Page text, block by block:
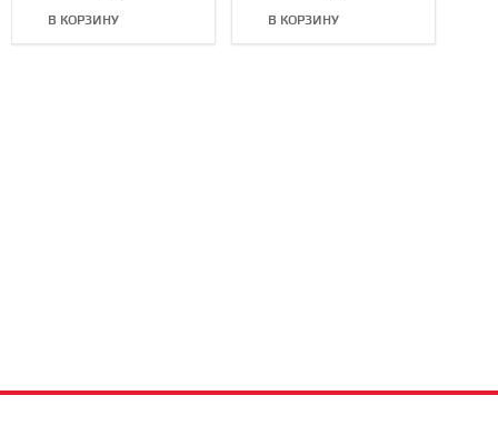
В КОРЗИНУ В КОРЗИНУ